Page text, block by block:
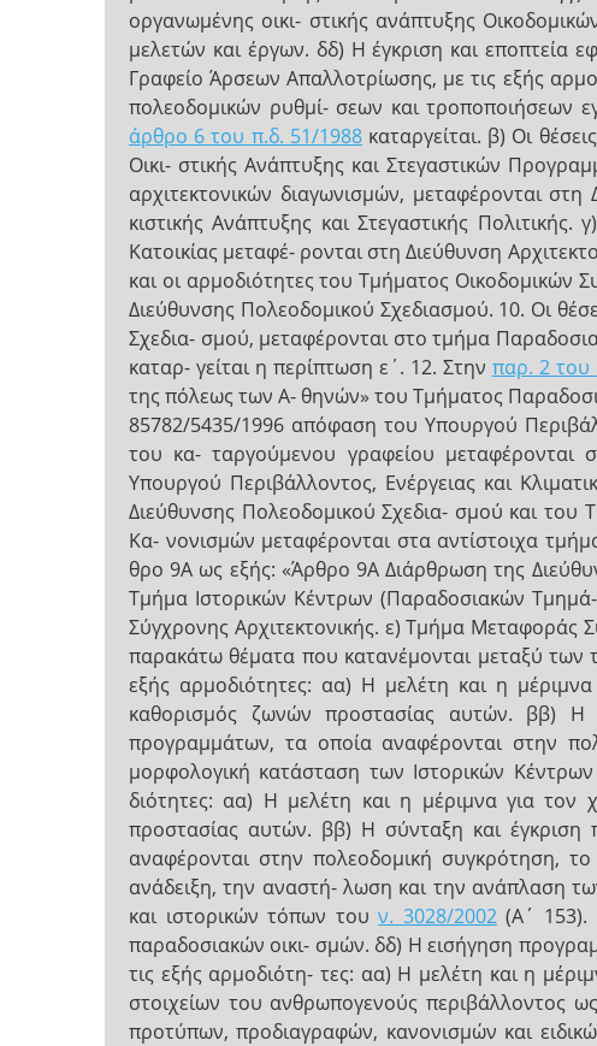
οργανωμένης οικι- στικής ανάπτυξης
μελετών και έργων. δδ) Η έγκριση και εποπτεία
Γραφείο Άρσεων Απαλλοτρίωσης, με τις εξής
πολεοδομικών ρυθμί- σεων και τροποποιήσεων
άρθρο 6 του π.δ. 51/1988καταργείται. β) Οι
Οικι- στικής Ανάπτυξης και Στεγαστικών
αρχιτεκτονικών διαγωνισμών, μεταφέρονται
κιστικής Ανάπτυξης και Στεγαστικής
Κατοικίας μεταφέ- ρονται στη Διεύθυνση
και οι αρμοδιότητες του Τμήματος Οικοδομικών
Διεύθυνσης Πολεοδομικού Σχεδιασμού. 10. Οι
Σχεδια- σμού, μεταφέρονται στο τμήμα
καταρ- γείται η περίπτωση ε΄. 12. Στην παρ. 2 του
της πόλεως των Α- θηνών» του Τμήματος
85782/5435/1996 απόφαση του Υπουργού
του κα- ταργούμενου γραφείου μεταφέρονται
Υπουργού Περιβάλλοντος, Ενέργειας και
Διεύθυνσης Πολεοδομικού Σχεδια- σμού και του
Κα- νονισμών μεταφέρονται στα αντίστοιχα
θρο 9Α ως εξής: «Άρθρο 9Α Διάρθρωση της
Τμήμα Ιστορικών Κέντρων (Παραδοσιακών
Σύγχρονης Αρχιτεκτονικής. ε) Τμήμα Μεταφοράς
παρακάτω θέματα που κατανέμονται μεταξύ
εξής αρμοδιότητες: αα) Η μελέτη και η
καθορισμός ζωνών προστασίας αυτών. ββ) Η
προγραμμάτων, τα οποία αναφέρονται στην
μορφολογική κατάσταση των Ιστορικών
διότητες: αα) Η μελέτη και η μέριμνα για
προστασίας αυτών. ββ) Η σύνταξη και έγκριση
αναφέρονται στην πολεοδομική συγκρότηση,
ανάδειξη, την αναστή- λωση και την ανάπλαση
και ιστορικών τόπων τουν. 3028/2002(Α΄ 153).
παραδοσιακών οικι- σμών. δδ) Η εισήγηση
τις εξής αρμοδιότη- τες: αα) Η μελέτη και η
στοιχείων του ανθρωπογενούς περιβάλλοντος
προτύπων, προδιαγραφών, κανονισμών και